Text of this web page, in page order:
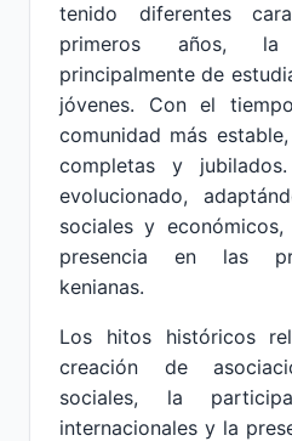
tenido diferentes
primeros años, la
principalmente de
jóvenes. Con el
comunidad más
completas y
evolucionado,
sociales y
presencia en las
kenianas.
Los hitos históricos
creación de
sociales, la
internacionales y la